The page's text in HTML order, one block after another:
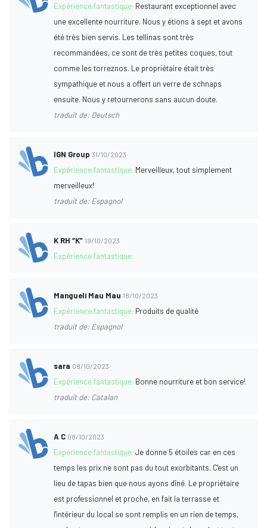
Expérience fantastique: Restaurant exceptionnel avec
une excellente nourriture. Nous y étions à sept et avons
été très bien servis. Les tellinas sont très
recommandées, ce sont de très petites coques, tout
comme les torreznos. Le propriétaire était très
sympathique et nous a offert un verre de schnaps
ensuite. Nous y retournerons sans aucun doute.
traduit de: Deutsch
IGN Group 31/10/2023
Expérience fantastique: Merveilleux, tout simplement
merveilleux!
traduit de: Espagnol
K RH “K” 19/10/2023
Expérience fantastique:
Mangueli Mau Mau 18/10/2023
Expérience fantastique: Produits de qualité
traduit de: Espagnol
sara 08/10/2023
Expérience fantastique: Bonne nourriture et bon service!
traduit de: Catalan
A C 08/10/2023
Expérience fantastique:Je donne 5 étoiles car en ces
temps les prix ne sont pas du tout exorbitants. C'est un
lieu de tapas bien que nous ayons dîné. Le propriétaire
est professionnel et proche, en fait la terrasse et
l'intérieur du local se sont remplis en un rien de temps,